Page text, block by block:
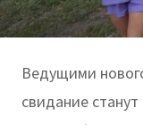
Ведущими
свидание